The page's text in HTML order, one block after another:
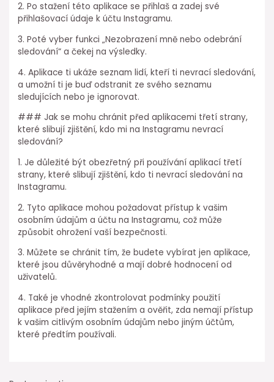
2. Po stažení této aplikace se přihlaš a zadej své
přihlašovací údaje k účtu Instagramu.
3. Poté vyber funkci „Nezobrazení mně nebo odebrání
sledování“ a čekej na výsledky.
4. Aplikace ti ukáže seznam lidí, kteří ti nevrací sledování,
a umožní ti je buď odstranit ze svého seznamu
sledujících nebo je ignorovat.
### Jak se mohu chránit před aplikacemi třetí strany,
které slibují zjištění, kdo mi na Instagramu nevrací
sledování?
1. Je důležité být obezřetný při používání aplikací třetí
strany, které slibují zjištění, kdo ti nevrací sledování na
Instagramu.
2. Tyto aplikace mohou požadovat přístup k vašim
osobním údajům a účtu na Instagramu, což může
způsobit ohrožení vaší bezpečnosti.
3. Můžete se chránit tím, že budete vybírat jen aplikace,
které jsou důvěryhodné a mají dobré hodnocení od
uživatelů.
4. Také je vhodné zkontrolovat podmínky použití
aplikace před jejím stažením a ověřit, zda nemají přístup
k vašim citlivým osobním údajům nebo jiným účtům,
které předtím používali.